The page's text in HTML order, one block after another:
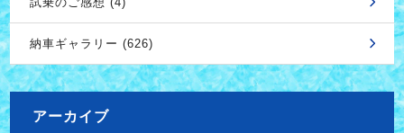
納車ギャラリー (626)
アーカイブ